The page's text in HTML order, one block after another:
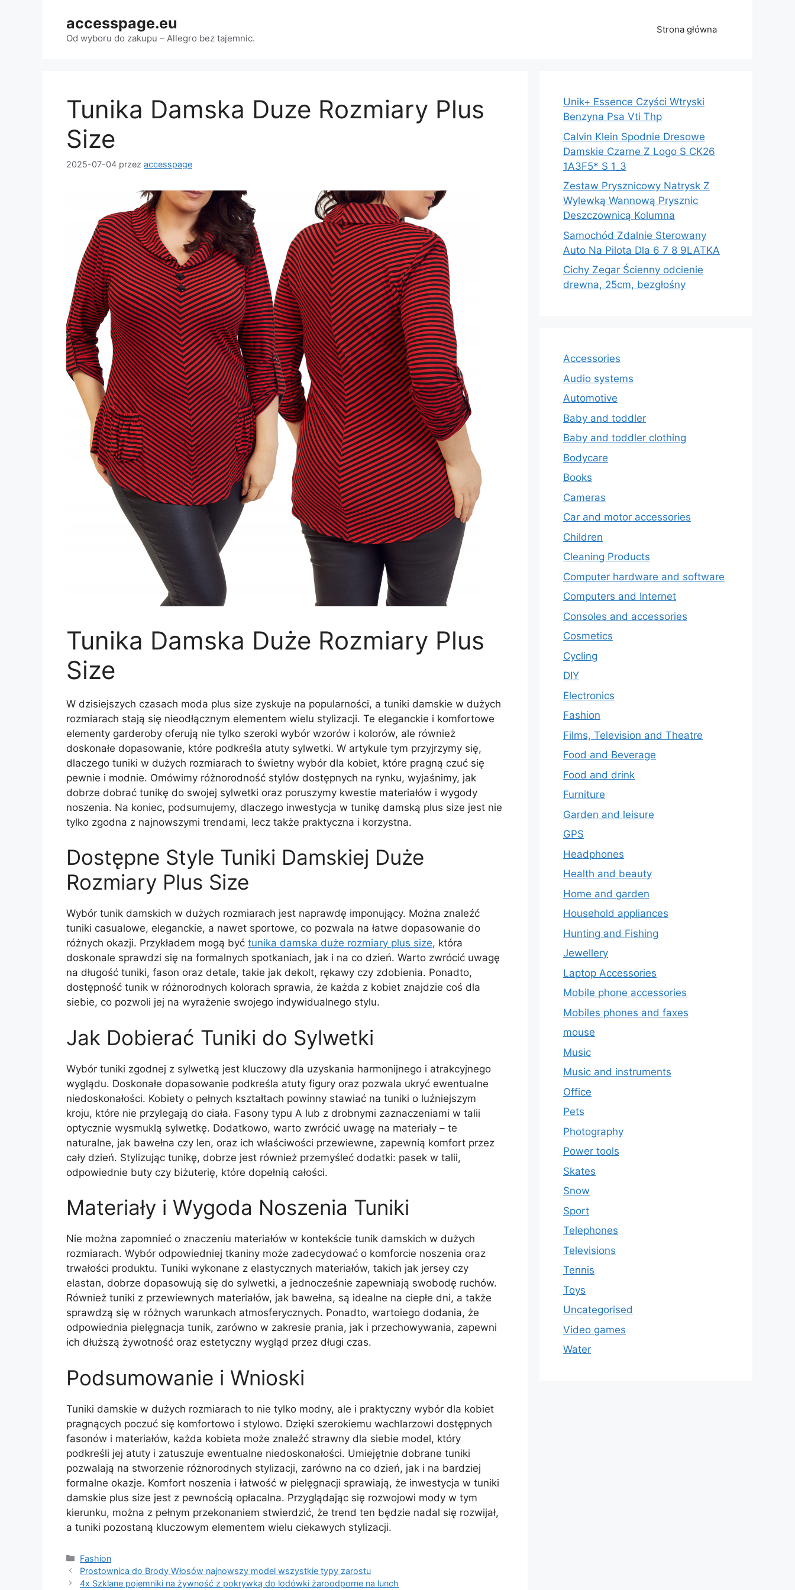
accesspage.eu
Od wyboru do zakupu – Allegro bez tajemnic.
Strona główna
Tunika Damska Duze Rozmiary Plus
Size
2025-07-04 przez accesspage
Tunika Damska Duże Rozmiary Plus
Size
W dzisiejszych czasach moda plus size zyskuje na popularności, a tuniki damskie w dużych
rozmiarach stają się nieodłącznym elementem wielu stylizacji. Te eleganckie i komfortowe
elementy garderoby oferują nie tylko szeroki wybór wzorów i kolorów, ale również
doskonałe dopasowanie, które podkreśla atuty sylwetki. W artykule tym przyjrzymy się,
dlaczego tuniki w dużych rozmiarach to świetny wybór dla kobiet, które pragną czuć się
pewnie i modnie. Omówimy różnorodność stylów dostępnych na rynku, wyjaśnimy, jak
dobrze dobrać tunikę do swojej sylwetki oraz poruszymy kwestie materiałów i wygody
noszenia. Na koniec, podsumujemy, dlaczego inwestycja w tunikę damską plus size jest nie
tylko zgodna z najnowszymi trendami, lecz także praktyczna i korzystna.
Dostępne Style Tuniki Damskiej Duże
Rozmiary Plus Size
Wybór tunik damskich w dużych rozmiarach jest naprawdę imponujący. Można znaleźć
tuniki casualowe, eleganckie, a nawet sportowe, co pozwala na łatwe dopasowanie do
różnych okazji. Przykładem mogą być tunika damska duże rozmiary plus size, która
doskonale sprawdzi się na formalnych spotkaniach, jak i na co dzień. Warto zwrócić uwagę
na długość tuniki, fason oraz detale, takie jak dekolt, rękawy czy zdobienia. Ponadto,
dostępność tunik w różnorodnych kolorach sprawia, że każda z kobiet znajdzie coś dla
siebie, co pozwoli jej na wyrażenie swojego indywidualnego stylu.
Jak Dobierać Tuniki do Sylwetki
Wybór tuniki zgodnej z sylwetką jest kluczowy dla uzyskania harmonijnego i atrakcyjnego
wyglądu. Doskonałe dopasowanie podkreśla atuty figury oraz pozwala ukryć ewentualne
niedoskonałości. Kobiety o pełnych kształtach powinny stawiać na tuniki o luźniejszym
kroju, które nie przylegają do ciała. Fasony typu A lub z drobnymi zaznaczeniami w talii
optycznie wysmuklą sylwetkę. Dodatkowo, warto zwrócić uwagę na materiały – te
naturalne, jak bawełna czy len, oraz ich właściwości przewiewne, zapewnią komfort przez
cały dzień. Stylizując tunikę, dobrze jest również przemyśleć dodatki: pasek w talii,
odpowiednie buty czy biżuterię, które dopełnią całości.
Materiały i Wygoda Noszenia Tuniki
Nie można zapomnieć o znaczeniu materiałów w kontekście tunik damskich w dużych
rozmiarach. Wybór odpowiedniej tkaniny może zadecydować o komforcie noszenia oraz
trwałości produktu. Tuniki wykonane z elastycznych materiałów, takich jak jersey czy
elastan, dobrze dopasowują się do sylwetki, a jednocześnie zapewniają swobodę ruchów.
Również tuniki z przewiewnych materiałów, jak bawełna, są idealne na ciepłe dni, a także
sprawdzą się w różnych warunkach atmosferycznych. Ponadto, wartoiego dodania, że
odpowiednia pielęgnacja tunik, zarówno w zakresie prania, jak i przechowywania, zapewni
ich dłuższą żywotność oraz estetyczny wygląd przez długi czas.
Podsumowanie i Wnioski
Tuniki damskie w dużych rozmiarach to nie tylko modny, ale i praktyczny wybór dla kobiet
pragnących poczuć się komfortowo i stylowo. Dzięki szerokiemu wachlarzowi dostępnych
fasonów i materiałów, każda kobieta może znaleźć strawny dla siebie model, który
podkreśli jej atuty i zatuszuje ewentualne niedoskonałości. Umiejętnie dobrane tuniki
pozwalają na stworzenie różnorodnych stylizacji, zarówno na co dzień, jak i na bardziej
formalne okazje. Komfort noszenia i łatwość w pielęgnacji sprawiają, że inwestycja w tuniki
damskie plus size jest z pewnością opłacalna. Przyglądając się rozwojowi mody w tym
kierunku, można z pełnym przekonaniem stwierdzić, że trend ten będzie nadal się rozwijał,
a tuniki pozostaną kluczowym elementem wielu ciekawych stylizacji.
Kategorie
Fashion
Prostownica do Brody Włosów najnowszy model wszystkie typy zarostu
4x Szklane pojemniki na żywność z pokrywką do lodówki żaroodporne na lunch
Unik+ Essence Czyści Wtryski
Benzyna Psa Vti Thp
Calvin Klein Spodnie Dresowe
Damskie Czarne Z Logo S CK26
1A3F5* S 1_3
Zestaw Prysznicowy Natrysk Z
Wylewką Wannową Prysznic
Deszczownicą Kolumna
Samochód Zdalnie Sterowany
Auto Na Pilota Dla 6 7 8 9LATKA
Cichy Zegar Ścienny odcienie
drewna, 25cm, bezgłośny
Accessories
Audio systems
Automotive
Baby and toddler
Baby and toddler clothing
Bodycare
Books
Cameras
Car and motor accessories
Children
Cleaning Products
Computer hardware and software
Computers and Internet
Consoles and accessories
Cosmetics
Cycling
DIY
Electronics
Fashion
Films, Television and Theatre
Food and Beverage
Food and drink
Furniture
Garden and leisure
GPS
Headphones
Health and beauty
Home and garden
Household appliances
Hunting and Fishing
Jewellery
Laptop Accessories
Mobile phone accessories
Mobiles phones and faxes
mouse
Music
Music and instruments
Office
Pets
Photography
Power tools
Skates
Snow
Sport
Telephones
Televisions
Tennis
Toys
Uncategorised
Video games
Water